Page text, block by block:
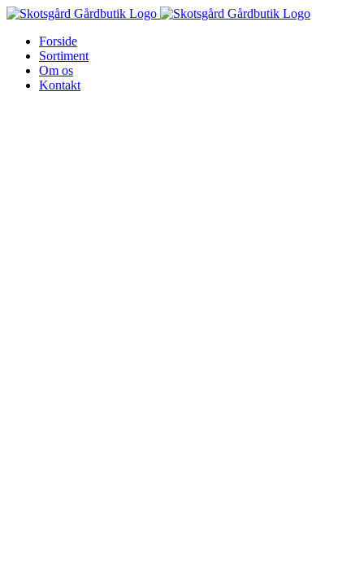
Skip
contentForside
Sortiment
Om os
Kontakt